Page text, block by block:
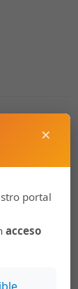
×
portal
acceso